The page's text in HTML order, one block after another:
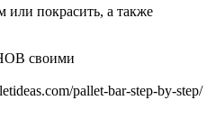
или покрасить, а также
pallet-bar-step-by-step/